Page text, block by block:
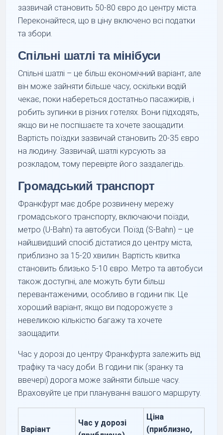
зазвичай становить 50-80 євро до центру міста.
Переконайтеся, що в ціну включено всі податки
та збори.
Спільні шатлі та мінібуси
Спільні шатлі – це більш економічний варіант, але
він може зайняти більше часу, оскільки водій
чекає, поки набереться достатньо пасажирів, і
робить зупинки в різних готелях. Вони підходять,
якщо ви не поспішаєте та хочете заощадити.
Вартість поїздки зазвичай становить 20-35 євро
на людину. Зазвичай, шатлі курсують за
розкладом, тому перевірте його заздалегідь.
Громадський транспорт
Франкфурт має добре розвинену мережу
громадського транспорту, включаючи поїзди,
метро (U-Bahn) та автобуси. Поїзд (S-Bahn) – це
найшвидший спосіб дістатися до центру міста,
приблизно за 15-20 хвилин. Вартість квитка
становить близько 5-10 євро. Метро та автобуси
також доступні, але можуть бути більш
перевантаженими, особливо в години пік. Це
хороший варіант, якщо ви подорожуєте з
невеликою кількістю багажу та хочете
заощадити.
Час у дорозі до центру Франкфурта залежить від
трафіку та часу доби. В години пік (зранку та
ввечері) дорога може зайняти більше часу.
Враховуйте це при плануванні вашого маршруту.
Варіант
Час у дорозі
Ціна
(приблизно,